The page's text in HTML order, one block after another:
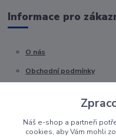
Informace pro
O nás
Obchodní podmínky
Náš e-shop a partneři
cookies, aby Vám mohli